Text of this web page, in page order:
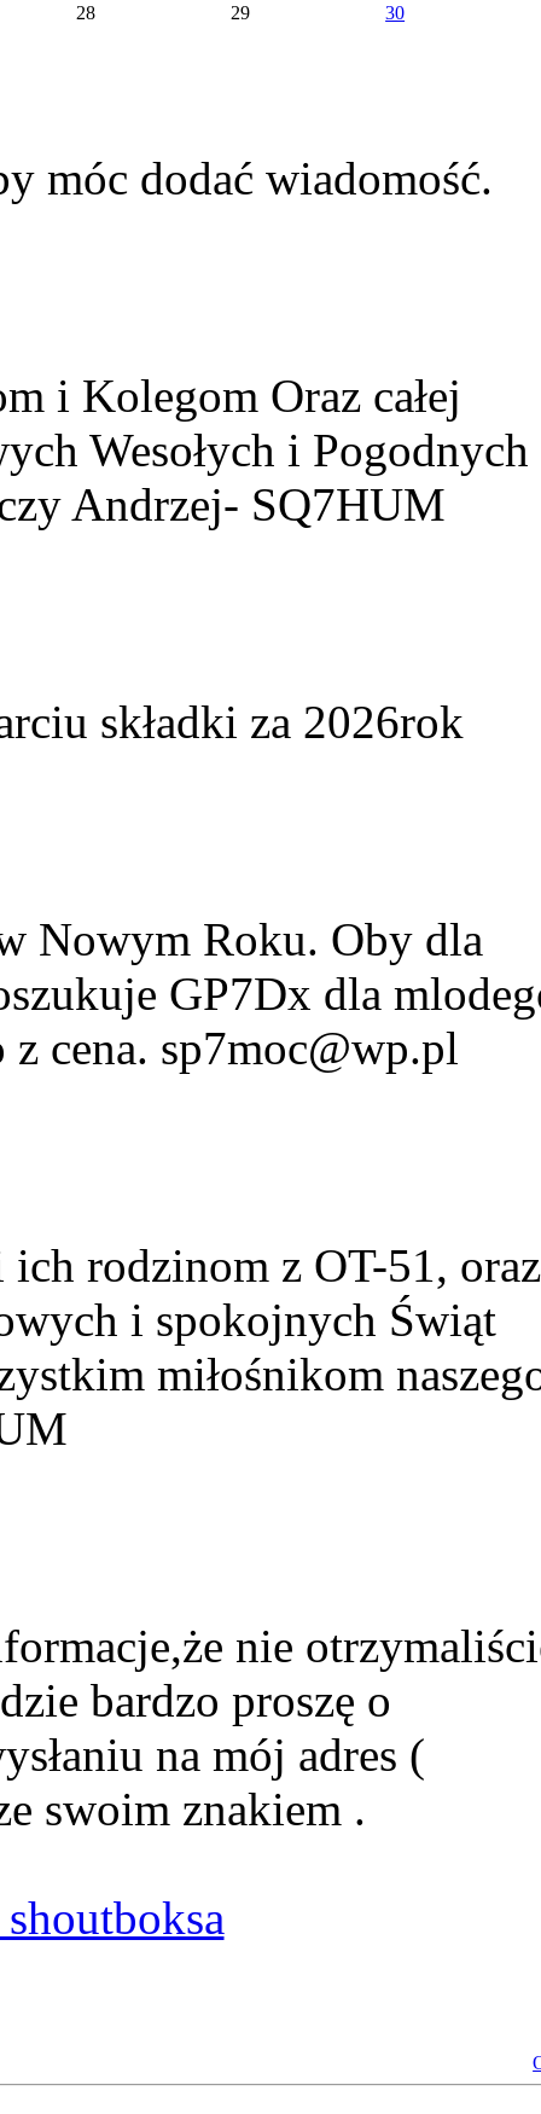
28
29 30
móc dodać wiadomość.
i Kolegom Oraz całej
Wesołych i Pogodnych
Andrzej- SQ7HUM
składki za 2026rok
Nowym Roku. Oby dla
GP7Dx dla
cena. sp7moc@wp.pl
rodzinom z OT-51, oraz
i spokojnych Świąt
miłośnikom
nie
bardzo proszę o
na mój adres (
swoim znakiem .